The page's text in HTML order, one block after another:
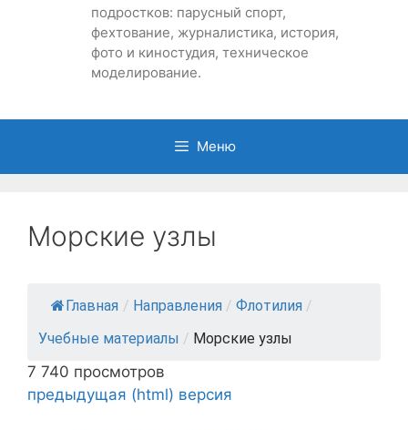
подростков: парусный спорт,
фехтование, журналистика, история,
фото и киностудия, техническое
моделирование.
Меню
Морские узлы
Главная / Направления / Флотилия /
Учебные материалы / Морские узлы
7 740 просмотров
предыдущая (html) версия